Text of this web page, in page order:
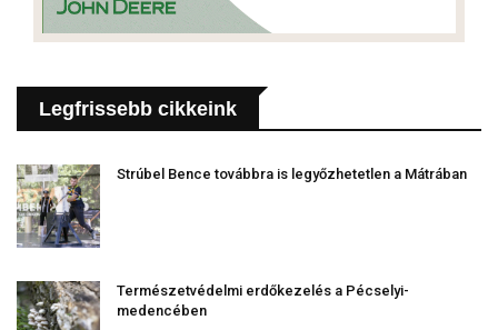
Legfrissebb cikkeink
Strúbel Bence továbbra is legyőzhetetlen a Mátrában
Természetvédelmi erdőkezelés a Pécselyi-
medencében